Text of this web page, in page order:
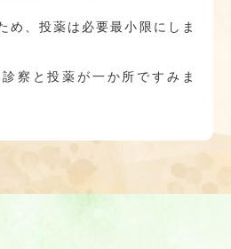
め、投薬は必要最小限にしま
察と投薬が一か所ですみま